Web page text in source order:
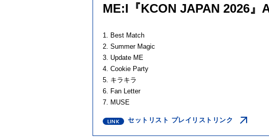
ME:I『KCON JAPAN 2026』
1. Best Match
2. Summer Magic
3. Update ME
4. Cookie Party
5. キラキラ
6. Fan Letter
7. MUSE
セットリスト プレイリストリンク